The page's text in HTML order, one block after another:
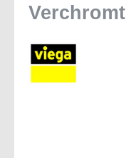
Verchromt